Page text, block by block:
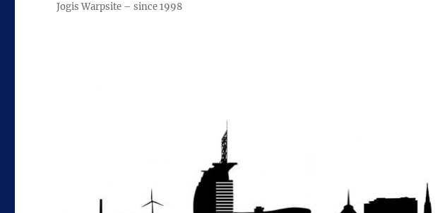
Jogis Warpsite – since 1998